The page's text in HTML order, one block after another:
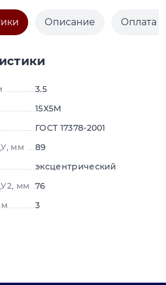
Описание Оплата
3.5
15Х5М
ГОСТ 17378-2001
мм
89
эксцентрический
мм
76
3